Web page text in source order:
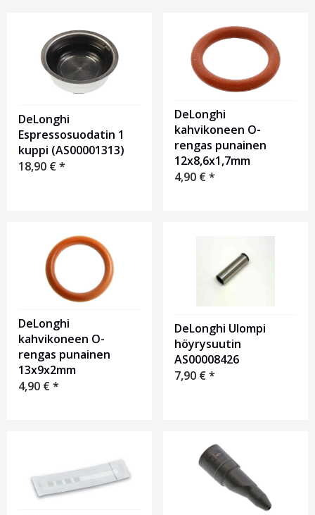
DeLonghi
Espressosuodatin 1
kuppi (AS00001313)
18,90 €*
DeLonghi
kahvikoneen O-
rengas punainen
12х8,6х1,7mm
4,90 €*
DeLonghi
kahvikoneen O-
rengas punainen
13х9х2mm
4,90 €*
DeLonghi Ulompi
höyrysuutin
AS00008426
7,90 €*